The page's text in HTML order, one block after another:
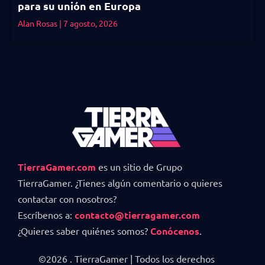
para su unión en Europa
Alan Rosas 7 agosto, 2026
TierraGamer.com es un sitio de Grupo
TierraGamer. ¿Tienes algún comentario o quieres
contactar con nosotros?
Escríbenos a: contacto@tierragamer.com
¿Quieres saber quiénes somos? Conócenos
©2026 . TierraGamer | Todos los derechos